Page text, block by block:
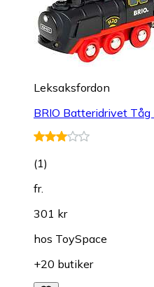
Leksaksfordon
BRIO Batteridrivet
(1)
fr.
301 kr
hos ToySpace
+20 butiker